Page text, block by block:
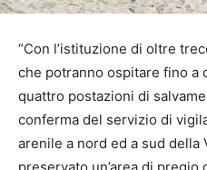
“Con l’istituzione di oltre
che potranno ospitare fino a
quattro postazioni di
conferma del servizio di
arenile a nord ed a sud della
preservato un’area di